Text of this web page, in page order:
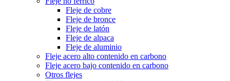
Fleje de cobre
Fleje de bronce
Fleje de latón
Fleje de alpaca
Fleje de aluminio
Fleje acero alto contenido en carbono
Fleje acero bajo contenido en carbono
Otros flejes